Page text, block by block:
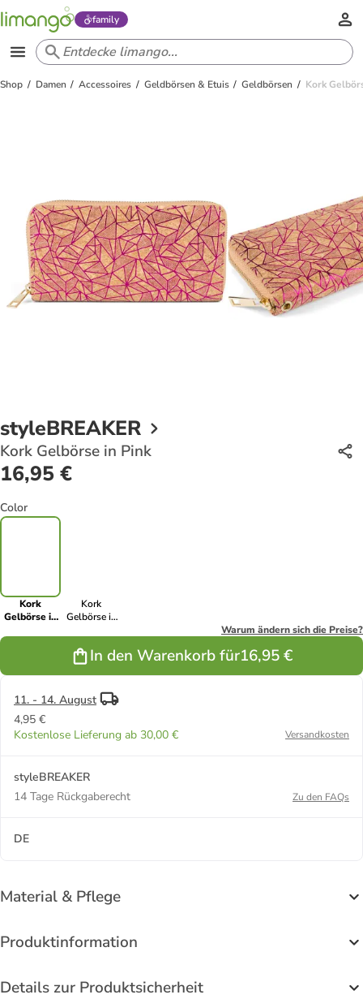
family
Shop Damen Accessoires Geldbörsen & Etuis Geldbörsen Kork
styleBREAKER
Kork Gelbörse in Pink
16,95 €
Color
Kork
Gelbörse in
Kork
Gelbörse in
Warum ändern sich die Preise?
In den Warenkorb für16,95 €
11. - 14. August
4,95 €
Kostenlose Lieferung ab 30,00 €
Versandkosten
styleBREAKER
14 Tage Rückgaberecht
Zu den FAQs
DE
Material & Pflege
Produktinformation
Details zur Produktsicherheit